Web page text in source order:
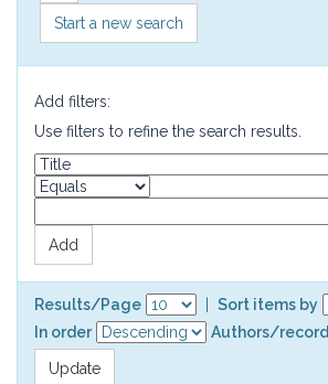
Start a new search
Add filters:
Use filters to refine the search results.
Results/Page
Sort items by
In order
Authors/record